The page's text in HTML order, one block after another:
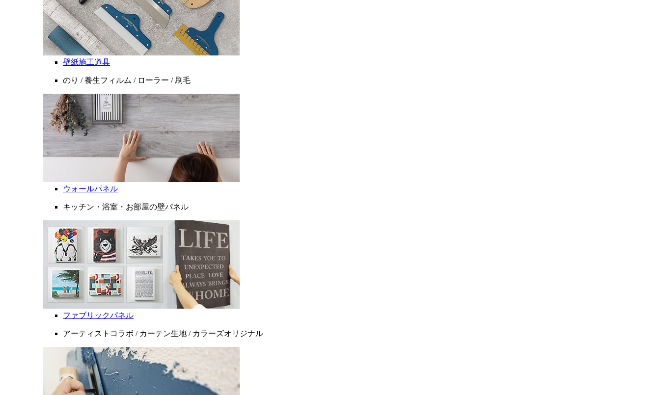
壁紙施工道具
のり / 養生フィルム / ローラー / 刷毛
ウォールパネル
キッチン・浴室・お部屋の壁パネル
ファブリックパネル
アーティストコラボ / カーテン生地 / カラーズオリジナル